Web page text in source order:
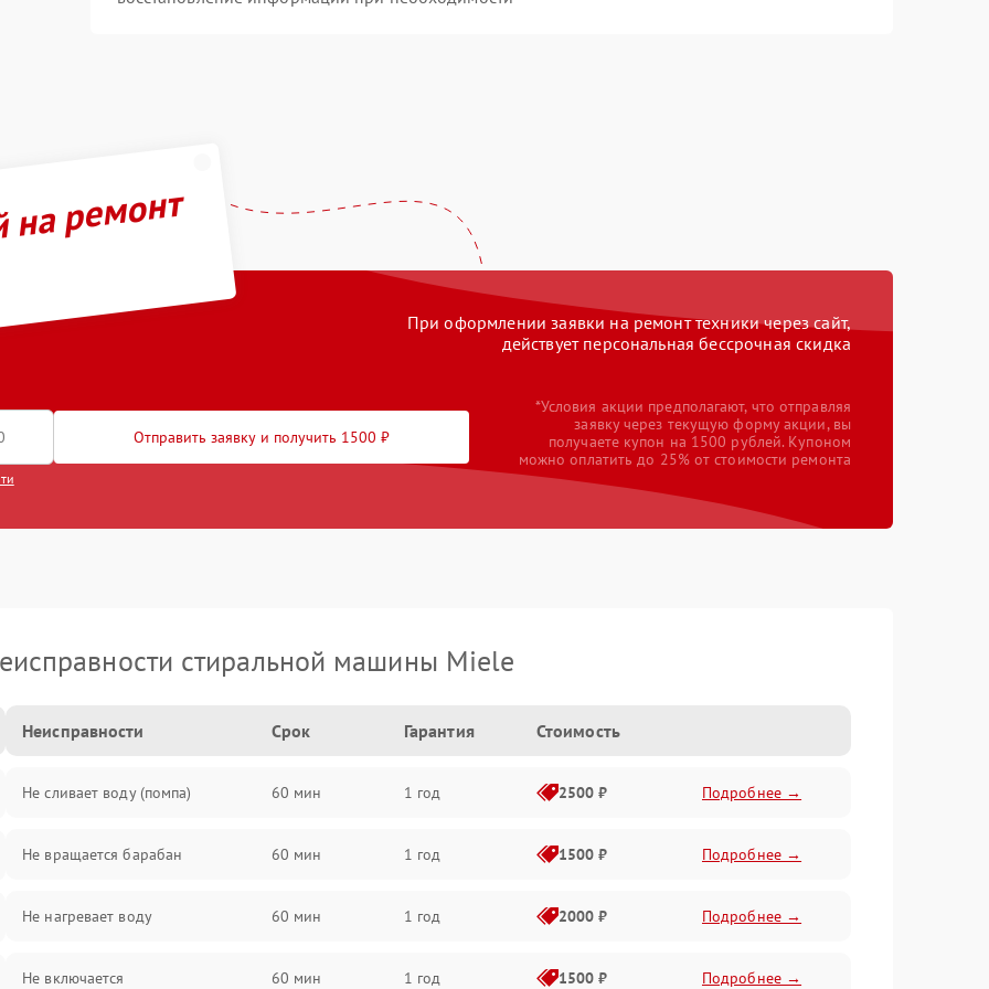
ремонт
При оформлении заявки на ремонт техники через сайт,
действует персональная бессрочная скидка
Отправить заявку и получить 1500 ₽
*Условия акции предполагают, что отправляя
заявку через текущую форму акции, вы
получаете купон на 1500 рублей. Купоном
можно оплатить до 25% от стоимости ремонта
стиральной машины Miele
Неисправности Срок Гарантия Стоимость
Не сливает воду (помпа) 60 мин 1 год 2500 ₽ Подробнее →
Не вращается барабан 60 мин 1 год 1500 ₽ Подробнее →
Не нагревает воду 60 мин 1 год 2000 ₽ Подробнее →
Не включается 60 мин 1 год 1500 ₽ Подробнее →